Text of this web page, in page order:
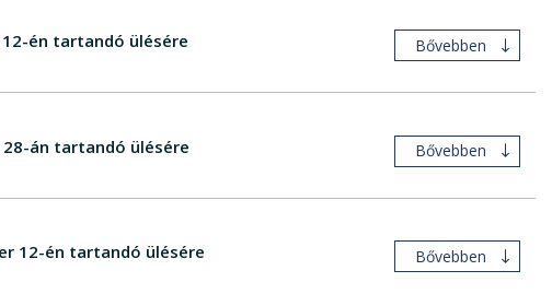
12-én tartandó ülésére Bővebben
28-án tartandó ülésére Bővebben
12-én tartandó ülésére Bővebben